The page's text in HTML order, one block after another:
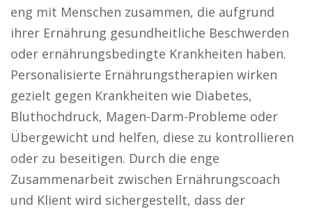
eng mit Menschen zusammen, die aufgrund
ihrer Ernährung gesundheitliche Beschwerden
oder ernährungsbedingte Krankheiten haben.
Personalisierte Ernährungstherapien wirken
gezielt gegen Krankheiten wie Diabetes,
Bluthochdruck, Magen-Darm-Probleme oder
Übergewicht und helfen, diese zu kontrollieren
oder zu beseitigen. Durch die enge
Zusammenarbeit zwischen Ernährungscoach
und Klient wird sichergestellt, dass der